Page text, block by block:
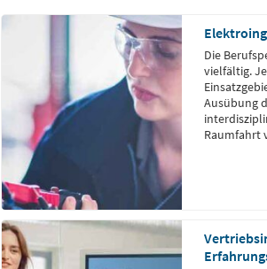
Die
vielfältig.
Ausübung
Raumfahrt